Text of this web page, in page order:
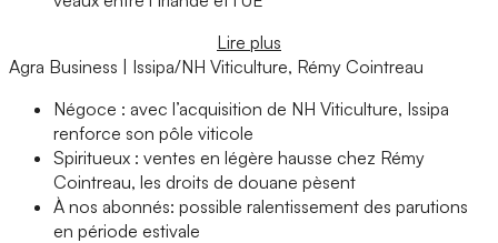
Lire plus
Agra Business | Issipa/NH Viticulture, Rémy Cointreau
Négoce : avec l’acquisition de NH Viticulture, Issipa
renforce son pôle viticole
Spiritueux : ventes en légère hausse chez Rémy
Cointreau, les droits de douane pèsent
À nos abonnés: possible ralentissement des parutions
en période estivale